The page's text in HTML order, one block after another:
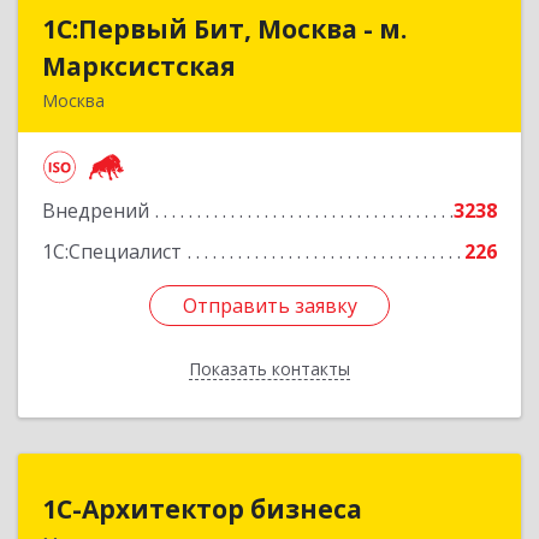
1С:Первый Бит, Москва - м.
Марксистская
Москва
Внедрений
3238
1С:Специалист
226
Отправить заявку
Показать контакты
1С:Первый Бит, Москва - м.
Подробнее
Отправить заявку
Назад
1С-Архитектор бизнеса
1С-Архитектор бизнеса